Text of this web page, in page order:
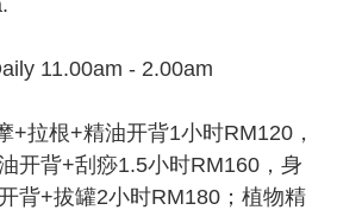
11.00am - 2.00am
+拉根+精油开背1小时RM120，
开背+刮痧1.5小时RM160，身
背+拔罐2小时RM180；植物精